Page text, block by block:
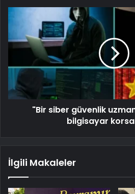
"Bir siber güvenlik
bilgisayar
İlgili Makaleler